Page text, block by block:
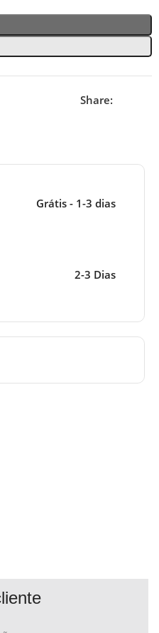
Share:
Grátis - 1-3 dias
2-3 Dias